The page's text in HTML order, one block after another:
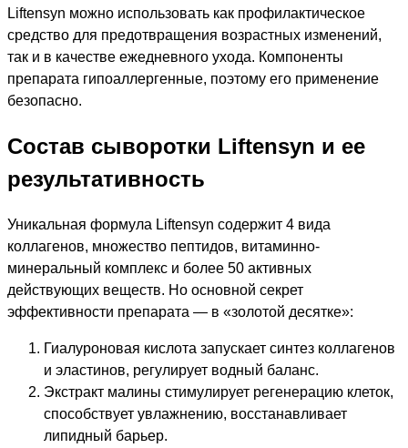
Liftensyn можно использовать как профилактическое
средство для предотвращения возрастных изменений,
так и в качестве ежедневного ухода. Компоненты
препарата гипоаллергенные, поэтому его применение
безопасно.
Состав сыворотки Liftensyn и ее
результативность
Уникальная формула Liftensyn содержит 4 вида
коллагенов, множество пептидов, витаминно-
минеральный комплекс и более 50 активных
действующих веществ. Но основной секрет
эффективности препарата — в «золотой десятке»:
Гиалуроновая кислота запускает синтез коллагенов
и эластинов, регулирует водный баланс.
Экстракт малины стимулирует регенерацию клеток,
способствует увлажнению, восстанавливает
липидный барьер.